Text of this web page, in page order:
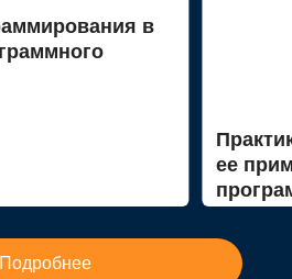
в
ее
Подробнее